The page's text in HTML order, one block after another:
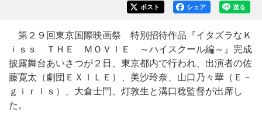
送る
シェア
ポスト
第２９回東京国際映画祭 特別招待作品『イタズラなＫ
ｉｓｓ ＴＨＥ ＭＯＶＩＥ ～ハイスクール編～』完成
披露舞台あいさつが２日、東京都内で行われ、出演者の佐
藤寛太（劇団ＥＸＩＬＥ）、美沙玲奈、山口乃々華（Ｅ－
ｇｉｒｌｓ）、大倉士門、灯敦生と溝口稔監督が出席し
た。